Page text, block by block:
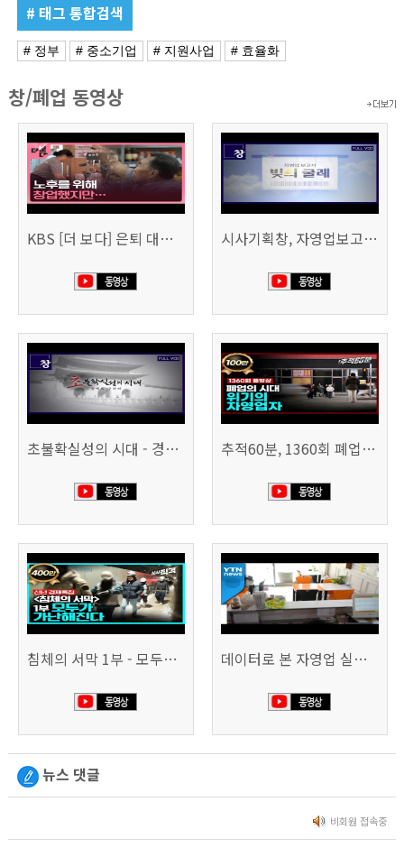
# 태그 통합검색
# 정부 # 중소기업 # 지원사업 # 효율화
창/폐업 동영상
KBS [더 보다] 은퇴 대신 폐업 시사기획창, 자영업보고서 빚의 굴레 507회 (KBS 25.6.10)
초불확실성의 시대 - 경제를 구하라 494회 (KBS 25.2.11) 추적60분, 1360회 폐업의 시대, 위기의 자영업자
침체의 서막 1부 - 모두가 가난해진다 | 시사직격 신년특집 데이터로 본 자영업 실태 - 매출 '뚝', 장수 업소도 '휘청'
뉴스 댓글
비회원 접속중